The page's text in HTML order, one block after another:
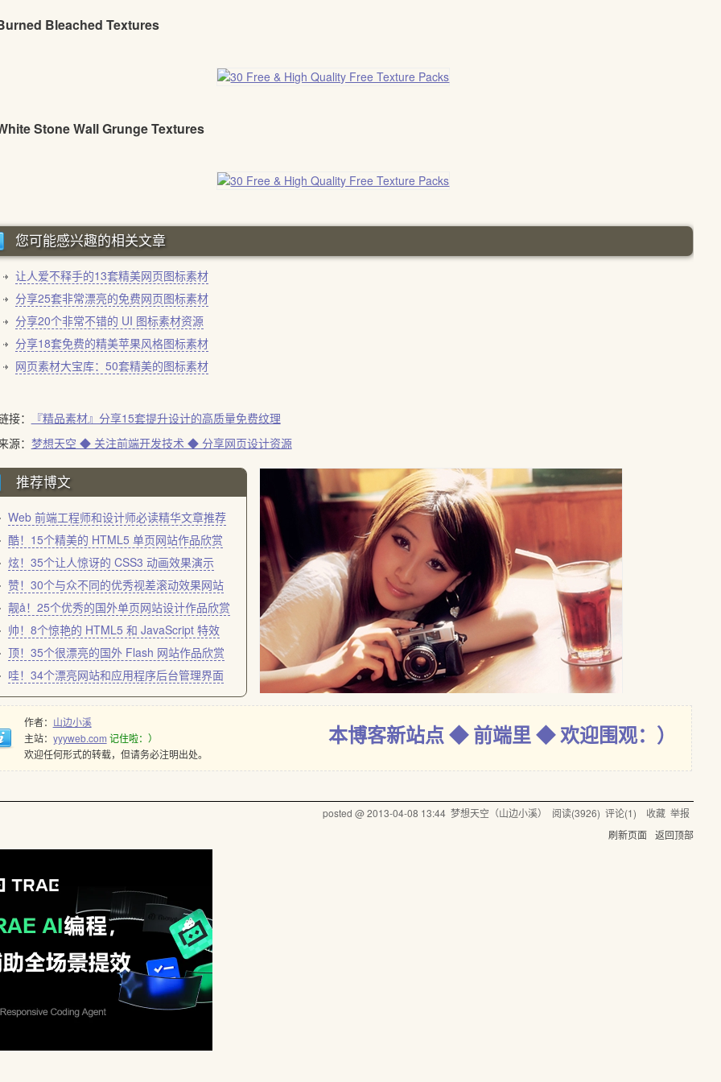
Bleached Textures
Stone Wall Grunge Textures
您可能感兴趣的相关文章
让人爱不释手的13套精美网页图标素材
分享25套非常漂亮的免费网页图标素材
分享20个非常不错的 UI 图标素材资源
分享18套免费的精美苹果风格图标素材
网页素材大宝库：50套精美的图标素材
接：
『精品素材』分享15套提升设计的高质量免费纹理
源： 梦想天空 ◆ 关注前端开发技术 ◆ 分享网页设计资源
推荐博文
Web 前端工程师和设计师必读精华文章推荐
酷！15个精美的 HTML5 单页网站作品欣赏
炫！35个让人惊讶的 CSS3 动画效果演示
赞！30个与众不同的优秀视差滚动效果网站
靓å！25个优秀的国外单页网站设计作品欣赏
帅！8个惊艳的 HTML5 和 JavaScript 特效
顶！35个很漂亮的国外 Flash 网站作品欣赏
哇！34个漂亮网站和应用程序后台管理界面
本博客新站点 ◆ 前端里 ◆ 欢迎围观：）
作者： 山边小溪
主站： yyyweb.com 记住啦：）
欢迎任何形式的转载，但请务必注明出处。
posted @2013-04-08 13:44 梦想天空（山边小溪） 阅读(3926) 评论(1) 收藏 举报
刷新页面
返回顶部